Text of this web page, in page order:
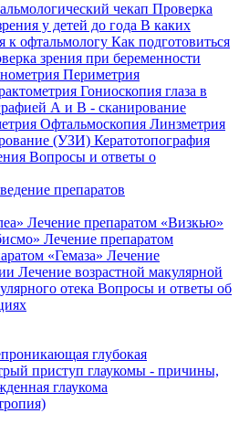
чекап Проверка
у детей до года В каких
к офтальмологу Как подготовиться
зрения при беременности
Периметрия
Гониоскопия глаза в
А и В - сканирование
Офтальмоскопия Линзметрия
(УЗИ) Кератотопография
Вопросы и ответы о
препаратов
Лечение препаратом «Визкью»
Лечение препаратом
«Гемаза» Лечение
Лечение возрастной макулярной
отека Вопросы и ответы об
глубокая
приступ глаукомы - причины,
глаукома